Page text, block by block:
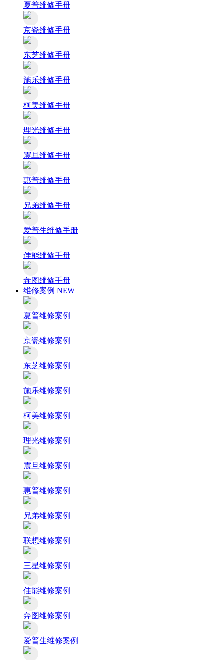
夏普维修手册
京瓷维修手册
东芝维修手册
施乐维修手册
柯美维修手册
理光维修手册
震旦维修手册
惠普维修手册
兄弟维修手册
爱普生维修手册
佳能维修手册
奔图维修手册
维修案例 NEW
夏普维修案例
京瓷维修案例
东芝维修案例
施乐维修案例
柯美维修案例
理光维修案例
震旦维修案例
惠普维修案例
兄弟维修案例
联想维修案例
三星维修案例
佳能维修案例
奔图维修案例
爱普生维修案例